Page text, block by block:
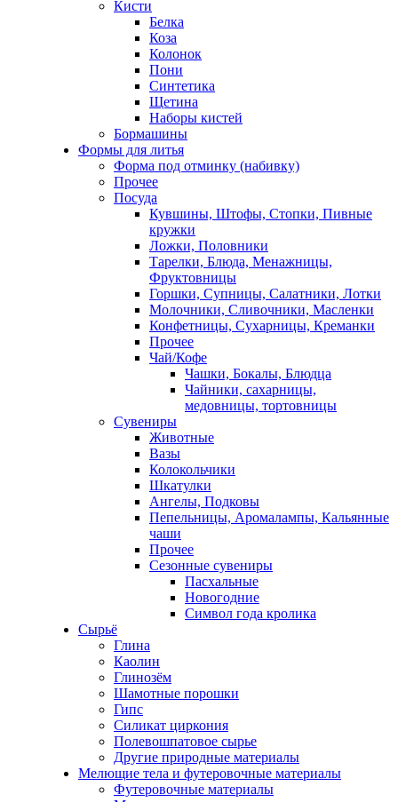
Кисти
Белка
Коза
Колонок
Пони
Синтетика
Щетина
Наборы кистей
Бормашины
Формы для литья
Форма под отминку (набивку)
Прочее
Посуда
Кувшины, Штофы, Стопки, Пивные
кружки
Ложки, Половники
Тарелки, Блюда, Менажницы,
Фруктовницы
Горшки, Супницы, Салатники, Лотки
Молочники, Сливочники, Масленки
Конфетницы, Сухарницы, Креманки
Прочее
Чай/Кофе
Чашки, Бокалы, Блюдца
Чайники, сахарницы,
медовницы, тортовницы
Сувениры
Животные
Вазы
Колокольчики
Шкатулки
Ангелы, Подковы
Пепельницы, Аромалампы, Кальянные
чаши
Прочее
Сезонные сувениры
Пасхальные
Новогодние
Символ года кролика
Сырьё
Глина
Каолин
Глинозём
Шамотные порошки
Гипс
Силикат циркония
Полевошпатовое сырье
Другие природные материалы
Мелющие тела и футеровочные материалы
Футеровочные материалы